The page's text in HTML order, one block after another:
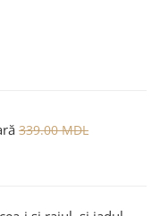
339.00MDL